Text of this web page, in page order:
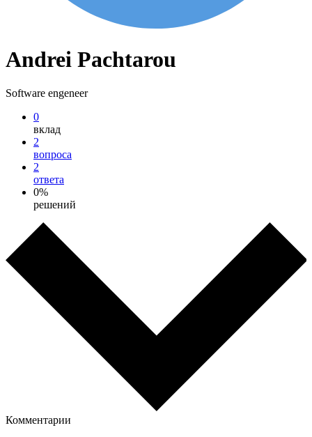
Andrei Pachtarou
Software engeneer
0
вклад
2
вопроса
2
ответа
0%
решений
Комментарии